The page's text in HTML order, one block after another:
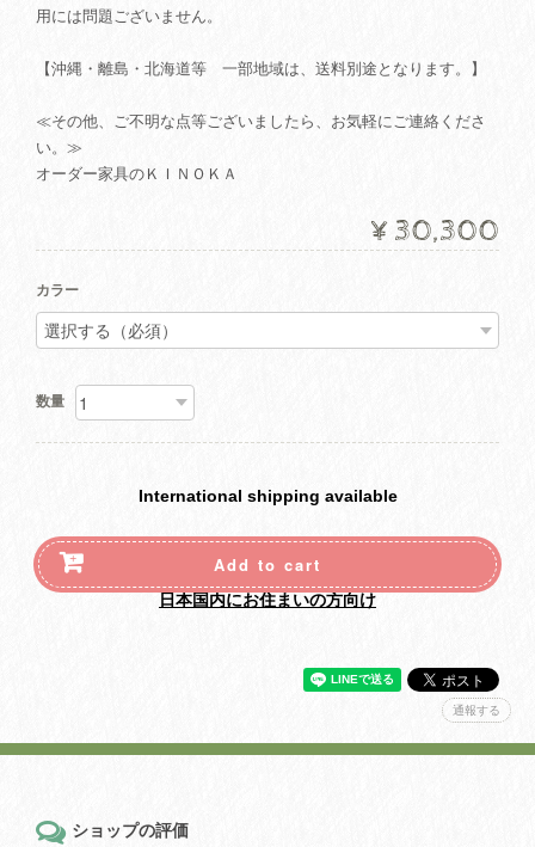
用には問題ございません。
【沖縄・離島・北海道等 一部地域は、送料別途となります。】
≪その他、ご不明な点等ございましたら、お気軽にご連絡くださ
い。≫
オーダー家具のＫＩＮＯＫＡ
¥30,300
カラー
数量
International shipping available
Add to cart
日本国内にお住まいの方向け
通報する
ショップの評価